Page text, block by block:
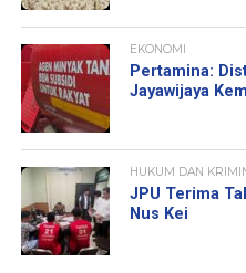
EKONOMI
Pertamina:
Jayawijaya
HUKUM DAN
JPU Terima
Nus Kei